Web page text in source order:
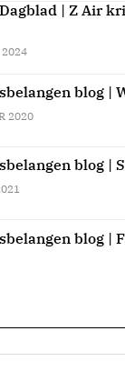
| Z Air
2024
blog |
2020
blog |
blog |